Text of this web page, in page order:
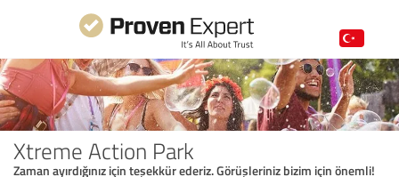
Xtreme Action Park
Zaman ayırdığınız için teşekkür ederiz. Görüşleriniz bizim için önemli!